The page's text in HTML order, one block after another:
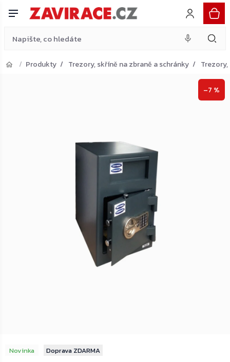
Produkty Trezory, skříně na zbraně a schránky
Novinka ZDARMA
–7 %
18 684 Kč
Do košíku